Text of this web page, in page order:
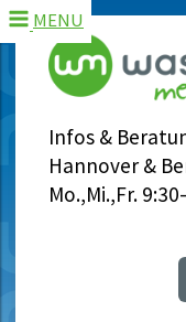
Infos &
Hannover &
Mo.,Mi.,Fr.
MENU